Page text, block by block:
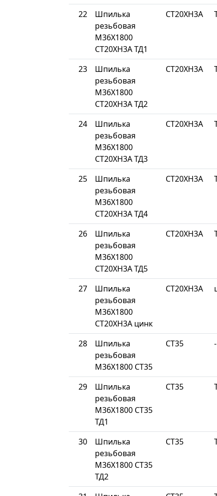
22
Шпилька
резьбовая
М36Х1800
СТ20ХН3А ТД1
СТ20ХН3А
23
Шпилька
резьбовая
М36Х1800
СТ20ХН3А ТД2
СТ20ХН3А
24
Шпилька
резьбовая
М36Х1800
СТ20ХН3А ТД3
СТ20ХН3А
25
Шпилька
резьбовая
М36Х1800
СТ20ХН3А ТД4
СТ20ХН3А
26
Шпилька
резьбовая
М36Х1800
СТ20ХН3А ТД5
СТ20ХН3А
27
Шпилька
резьбовая
М36Х1800
СТ20ХН3А цинк
СТ20ХН3А
28
Шпилька
резьбовая
М36Х1800 СТ35
СТ35 -
29
Шпилька
резьбовая
М36Х1800 СТ35
ТД1
СТ35
30
Шпилька
резьбовая
М36Х1800 СТ35
ТД2
СТ35